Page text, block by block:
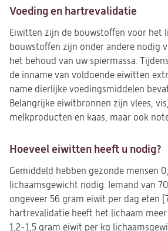
Voeding en hartrevalidatie
Eiwitten zijn de bouwstoffen voor het
bouwstoffen zijn onder andere nodig
het behoud van uw spiermassa.
de inname van voldoende eiwitten
name dierlijke voedingsmiddelen
Belangrijke eiwitbronnen zijn vlees,
melkproducten en kaas, maar ook
Hoeveel eiwitten heeft u nodig?
Gemiddeld hebben gezonde mensen
lichaamsgewicht nodig. Iemand van
ongeveer 56 gram eiwit per dag eten
hartrevalidatie heeft het lichaam
1,2-1,5 gram eiwit per kg